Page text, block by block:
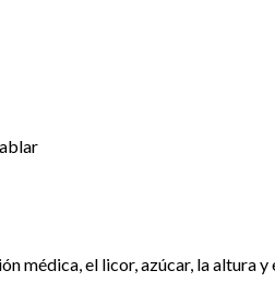
médica, el licor, azúcar, la altura